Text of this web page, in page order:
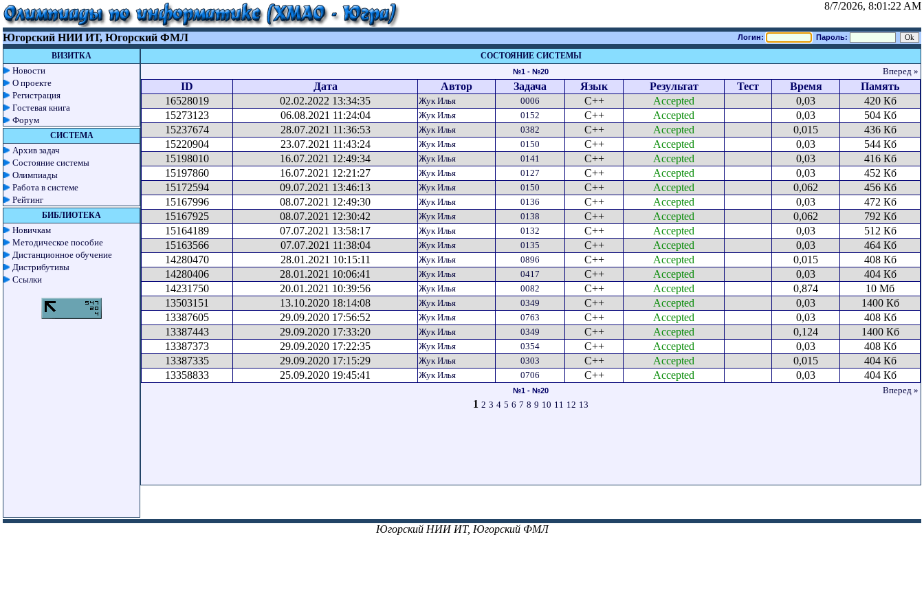
8/7/2026, 8:01:22 AM
Югорский НИИ ИТ, Югорский ФМЛ Логин: Пароль:
ВИЗИТКА
Новости
О проекте
Регистрация
Гостевая книга
Форум
СИСТЕМА
Архив задач
Состояние системы
Олимпиады
Работа в системе
Рейтинг
БИБЛИОТЕКА
Новичкам
Методическое пособие
Дистанционное обучение
Дистрибутивы
Ссылки
СОСТОЯНИЕ СИСТЕМЫ
№1 - №20 Вперед »
ID Дата Автор Задача Язык Результат Тест Время
Память
16528019
02.02.2022 13:34:35 Жук Илья 0006 C++ Accepted 0,03
420 Кб
15273123
06.08.2021 11:24:04 Жук Илья 0152 C++ Accepted 0,03
504 Кб
15237674
28.07.2021 11:36:53 Жук Илья 0382 C++ Accepted 0,015
436 Кб
15220904
23.07.2021 11:43:24 Жук Илья 0150 C++ Accepted 0,03
544 Кб
15198010
16.07.2021 12:49:34 Жук Илья 0141 C++ Accepted 0,03
416 Кб
15197860
16.07.2021 12:21:27 Жук Илья 0127 C++ Accepted 0,03
452 Кб
15172594
09.07.2021 13:46:13 Жук Илья 0150 C++ Accepted 0,062
456 Кб
15167996
08.07.2021 12:49:30 Жук Илья 0136 C++ Accepted 0,03
472 Кб
15167925
08.07.2021 12:30:42 Жук Илья 0138 C++ Accepted 0,062
792 Кб
15164189
07.07.2021 13:58:17 Жук Илья 0132 C++ Accepted 0,03
512 Кб
15163566
07.07.2021 11:38:04 Жук Илья 0135 C++ Accepted 0,03
464 Кб
14280470
28.01.2021 10:15:11 Жук Илья 0896 C++ Accepted 0,015
408 Кб
14280406
28.01.2021 10:06:41 Жук Илья 0417 C++ Accepted 0,03
404 Кб
14231750
20.01.2021 10:39:56 Жук Илья 0082 C++ Accepted 0,874
10 Мб
13503151
13.10.2020 18:14:08 Жук Илья 0349 C++ Accepted 0,03
1400 Кб
13387605
29.09.2020 17:56:52 Жук Илья 0763 C++ Accepted 0,03
408 Кб
13387443
29.09.2020 17:33:20 Жук Илья 0349 C++ Accepted 0,124
1400 Кб
13387373
29.09.2020 17:22:35 Жук Илья 0354 C++ Accepted 0,03
408 Кб
13387335
29.09.2020 17:15:29 Жук Илья 0303 C++ Accepted 0,015
404 Кб
13358833
25.09.2020 19:45:41 Жук Илья 0706 C++ Accepted 0,03 404 Кб
№1 - №20 Вперед »
1 2 3 4 5 6 7 8 9 10 11 12 13
Югорский НИИ ИТ, Югорский ФМЛ